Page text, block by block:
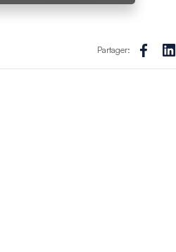
Partager: